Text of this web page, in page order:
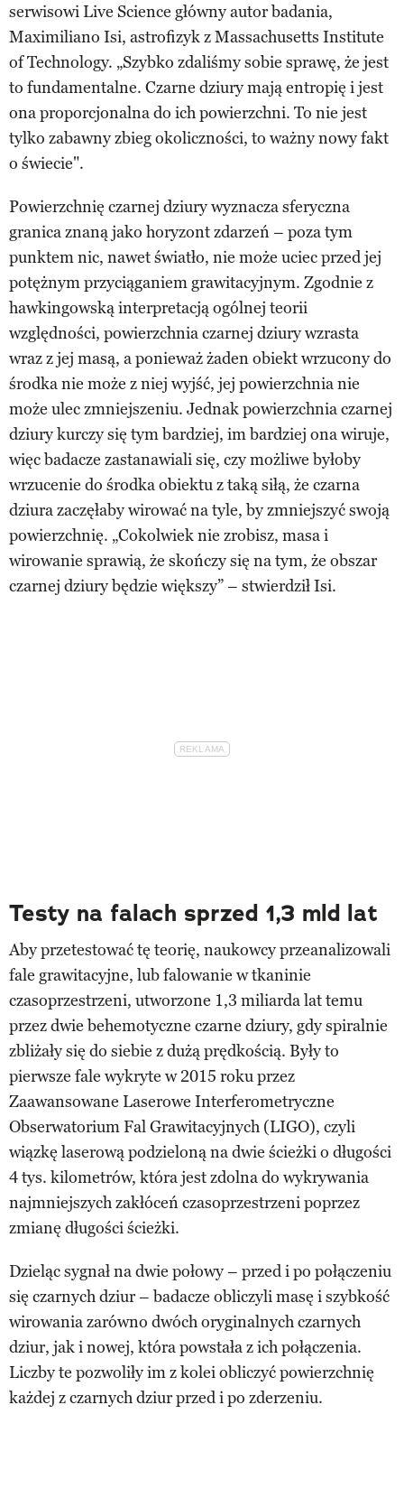
serwisowi Live Science główny autor badania,
Maximiliano Isi, astrofizyk z Massachusetts Institute
of Technology. „Szybko zdaliśmy sobie sprawę, że jest
to fundamentalne. Czarne dziury mają entropię i jest
ona proporcjonalna do ich powierzchni. To nie jest
tylko zabawny zbieg okoliczności, to ważny nowy fakt
o świecie".
Powierzchnię czarnej dziury wyznacza sferyczna
granica znaną jako horyzont zdarzeń – poza tym
punktem nic, nawet światło, nie może uciec przed jej
potężnym przyciąganiem grawitacyjnym. Zgodnie z
hawkingowską interpretacją ogólnej teorii
względności, powierzchnia czarnej dziury wzrasta
wraz z jej masą, a ponieważ żaden obiekt wrzucony do
środka nie może z niej wyjść, jej powierzchnia nie
może ulec zmniejszeniu. Jednak powierzchnia czarnej
dziury kurczy się tym bardziej, im bardziej ona wiruje,
więc badacze zastanawiali się, czy możliwe byłoby
wrzucenie do środka obiektu z taką siłą, że czarna
dziura zaczęłaby wirować na tyle, by zmniejszyć swoją
powierzchnię. „Cokolwiek nie zrobisz, masa i
wirowanie sprawią, że skończy się na tym, że obszar
czarnej dziury będzie większy” – stwierdził Isi.
Testy na falach sprzed 1,3 mld lat
Aby przetestować tę teorię, naukowcy przeanalizowali
fale grawitacyjne, lub falowanie w tkaninie
czasoprzestrzeni, utworzone 1,3 miliarda lat temu
przez dwie behemotyczne czarne dziury, gdy spiralnie
zbliżały się do siebie z dużą prędkością. Były to
pierwsze fale wykryte w 2015 roku przez
Zaawansowane Laserowe Interferometryczne
Obserwatorium Fal Grawitacyjnych (LIGO), czyli
wiązkę laserową podzieloną na dwie ścieżki o długości
4 tys. kilometrów, która jest zdolna do wykrywania
najmniejszych zakłóceń czasoprzestrzeni poprzez
zmianę długości ścieżki.
Dzieląc sygnał na dwie połowy – przed i po połączeniu
się czarnych dziur – badacze obliczyli masę i szybkość
wirowania zarówno dwóch oryginalnych czarnych
dziur, jak i nowej, która powstała z ich połączenia.
Liczby te pozwoliły im z kolei obliczyć powierzchnię
każdej z czarnych dziur przed i po zderzeniu.